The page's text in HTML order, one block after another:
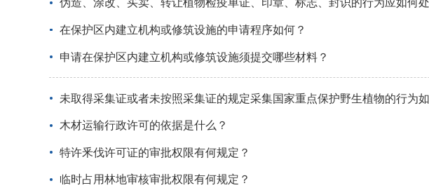
伪造、涂改、买卖、转让植物检疫单证、印章、标志、封识的行为应如何
在保护区内建立机构或修筑设施的申请程序如何？
申请在保护区内建立机构或修筑设施须提交哪些材料？
未取得采集证或者未按照采集证的规定采集国家重点保护野生植物的行为
木材运输行政许可的依据是什么？
特许釆伐许可证的审批权限有何规定？
临时占用林地审核审批权限有何规定？